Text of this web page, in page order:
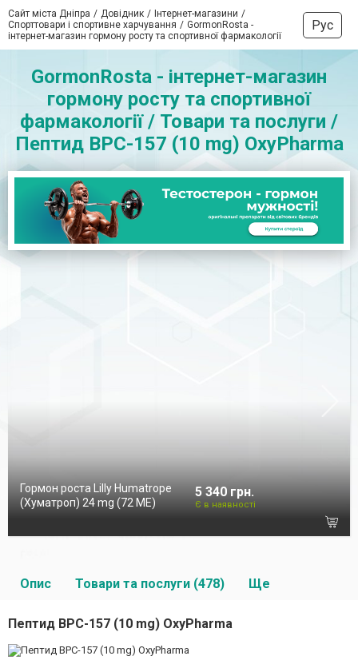
Сайт міста Дніпра Довідник
Інтернет-магазини
Спорттовари і спортивне харчування
GormonRosta -
інтернет-магазин гормону росту та спортивної фармакології
Рус
GormonRosta - інтернет-магазин
гормону росту та спортивної
фармакології / Товари та послуги /
Пептид BPC-157 (10 mg) OxyPharma
Гормон роста Lilly Humatrope
(Хуматроп) 24 mg (72 МЕ)
5 340 грн.
Є в наявності
Опис Товари та послуги (478) Ще
Пептид BPC-157 (10 mg) OxyPharma